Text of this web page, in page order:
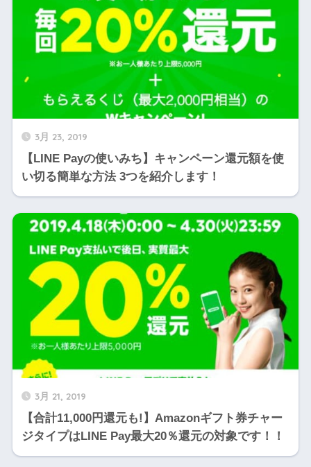
3月 23, 2019
【LINE Payの使いみち】キャンペーン還元額を使
い切る簡単な方法 3つを紹介します！
3月 21, 2019
【合計11,000円還元も!】Amazonギフト券チャー
ジタイプはLINE Pay最大20％還元の対象です！！